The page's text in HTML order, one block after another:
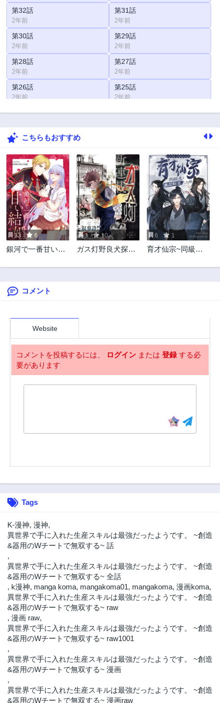
第32話
2年前
第31話
2年前
第30話
2年前
第29話
2年前
第28話
2年前
第27話
2年前
第26話
2年前
第25話
2年前
第24話 第23話
第22話
第20話
2年前
第19話
2年前
第18話
2年前
第17話
2年前
第16話
2年前
第15話
2年前
第15.2話
2年前
第14話
2年前
第13話 第12話
第11話
第9話
2年前 2年前
第5話
こちらもおすすめ
13 6
銀河で一番甘い結
3 10
ガス灯野良犬探偵
6 1
育才仙宗~同級生
~
コメント
Website
コメントを投稿するには、 ログイン または 登録する必
要があります
Tags
K-漫神, 漫神,
異世界で手に入れた生産スキルは最強だったようです。 ~創造
&器用のWチートで無双する~ 話
,
異世界で手に入れた生産スキルは最強だったようです。 ~創造
&器用のWチートで無双する~ 全話
, k漫神, manga koma, mangakoma01, mangakoma, 漫画koma,
異世界で手に入れた生産スキルは最強だったようです。 ~創造
&器用のWチートで無双する~ raw
, 漫画 raw,
異世界で手に入れた生産スキルは最強だったようです。 ~創造
&器用のWチートで無双する~ raw1001
,
異世界で手に入れた生産スキルは最強だったようです。 ~創造
&器用のWチートで無双する~ 漫画
,
異世界で手に入れた生産スキルは最強だったようです。 ~創造
&器用のWチートで無双する~ 漫画raw